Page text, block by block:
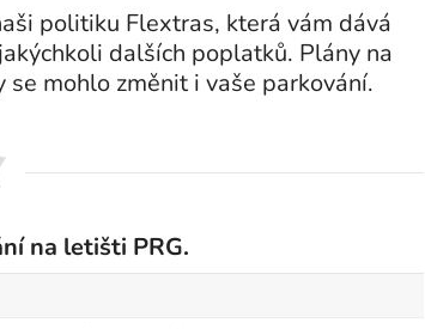
politiku Flextras, která vám dává
dalších poplatků. Plány na
mohlo změnit i vaše parkování.
na letišti PRG.